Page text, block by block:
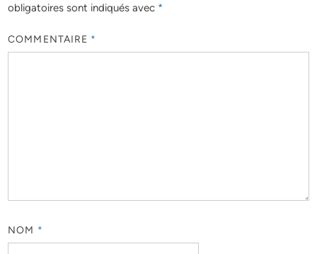
obligatoires sont indiqués avec *
COMMENTAIRE *
NOM *